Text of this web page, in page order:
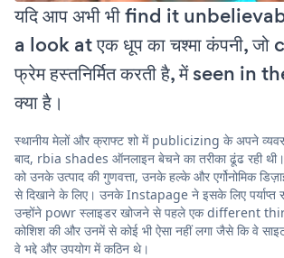
यदि आप अभी भी find it
a look at एक धूप का चश्मा कंपनी,
फ्रेम हस्तनिर्मित करती है, में seen in
क्या है।
स्थानीय मेलों और क्राफ्ट शो में publicizing के अपने
बाद, rbia shades ऑनलाइन बेचने का तरीका ढूंढ रही
को उनके उत्पाद की गुणवत्ता, उनके हल्के और एर्गोनोमिक
से दिखाने के लिए। उनके Instapage ने इसके लिए पर्याप्त
उन्होंने powr स्लाइडर खोजने से पहले एक different
कोशिश की और उनमें से कोई भी ऐसा नहीं लगा जैसे कि वे
वे भद्दे और उपयोग में कठिन थे।